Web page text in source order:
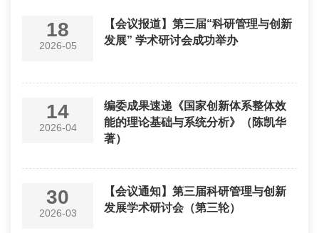
18
2026-05
【会议报道】第三届“科研管理与创新
发展” 学术研讨会成功举办
14
2026-04
编委成果速递《国家创新体系整体效
能的理论基础与系统分析》（陈凯华
著）
30
2026-03
【会议通知】第三届科研管理与创新
发展学术研讨会（第三轮）